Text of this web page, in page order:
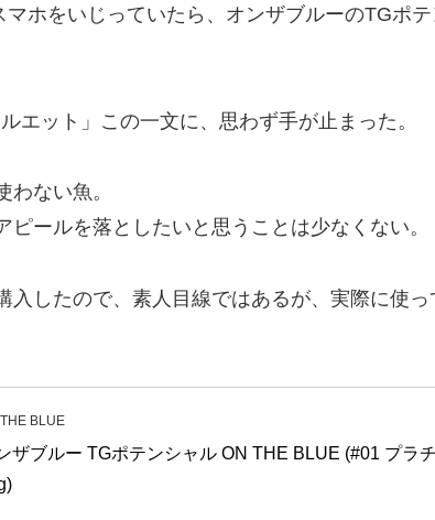
ホをいじっていたら、オンザブルーのTGポ
エット」この一文に、思わず手が止まった。
ない魚。
ピールを落としたいと思うことは少なくない。
入したので、素人目線ではあるが、実際に使
BLUE
ザブルー TGポテンシャル ON THE BLUE (#01 プラ